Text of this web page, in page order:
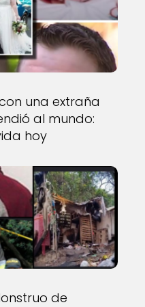
una extraña
al mundo:
hoy
de